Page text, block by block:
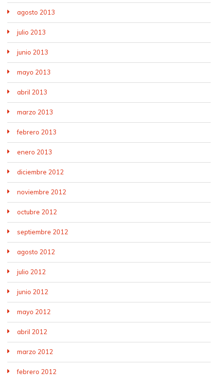
agosto 2013
julio 2013
junio 2013
mayo 2013
abril 2013
marzo 2013
febrero 2013
enero 2013
diciembre 2012
noviembre 2012
octubre 2012
septiembre 2012
agosto 2012
julio 2012
junio 2012
mayo 2012
abril 2012
marzo 2012
febrero 2012